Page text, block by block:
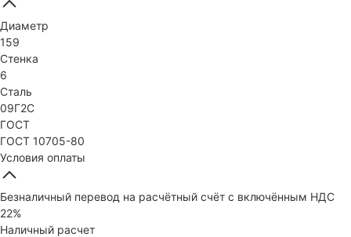
Диаметр
159
Стенка
6
Сталь
09Г2С
ГОСТ
ГОСТ 10705-80
Условия оплаты
Безналичный перевод на расчётный счёт с включённым НДС
22%
Наличный расчет